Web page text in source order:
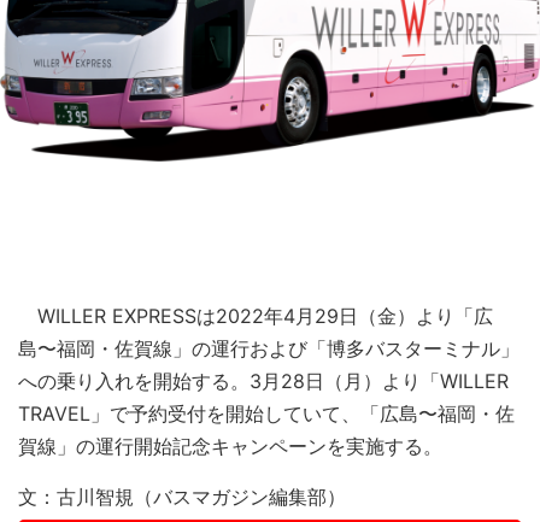
WILLER EXPRESSは2022年4月29日（金）より「広
島〜福岡・佐賀線」の運行および「博多バスターミナル」
への乗り入れを開始する。3月28日（月）より「WILLER
TRAVEL」で予約受付を開始していて、「広島〜福岡・佐
賀線」の運行開始記念キャンペーンを実施する。
文：古川智規（バスマガジン編集部）